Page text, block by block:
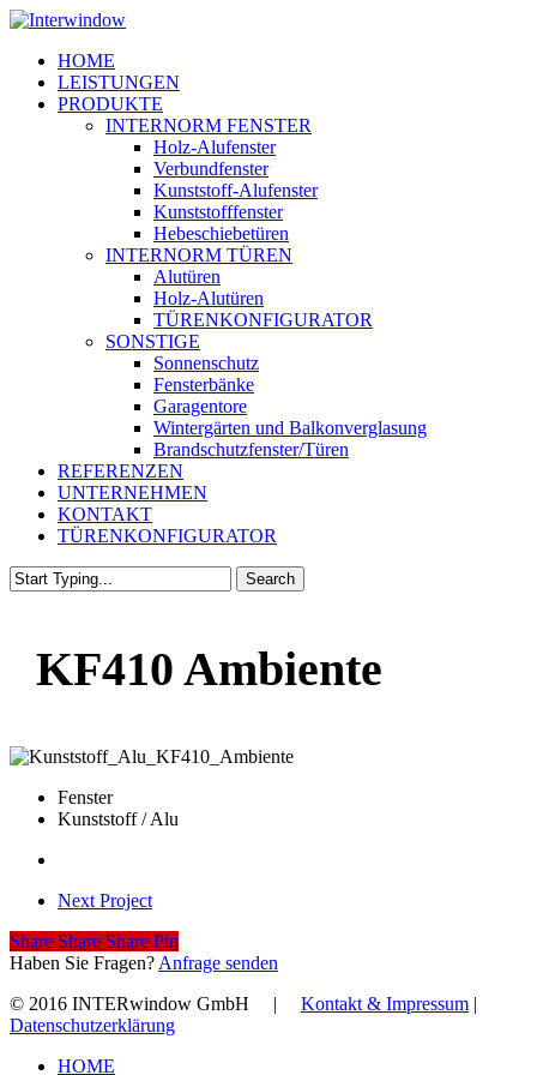
Skip
main
content
Menu
HOME
LEISTUNGEN
PRODUKTE
INTERNORM FENSTER
Holz-Alufenster
Verbundfenster
Kunststoff-Alufenster
Kunststofffenster
Hebeschiebetüren
INTERNORM TÜREN
Alutüren
Holz-Alutüren
TÜRENKONFIGURATOR
SONSTIGE
Sonnenschutz
Fensterbänke
Garagentore
Wintergärten und Balkonverglasung
Brandschutzfenster/Türen
REFERENZEN
UNTERNEHMEN
KONTAKT
TÜRENKONFIGURATOR
Search
KF410 Ambiente
Fenster
Kunststoff / Alu
Next Project
Share
Share Share Share Pin
Haben Sie Fragen? Anfrage senden
© 2016 INTERwindow GmbH | Kontakt & Impressum |
Datenschutzerklärung
Close
HOME